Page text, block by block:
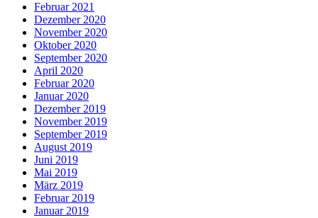
Februar 2021
Dezember 2020
November 2020
Oktober 2020
September 2020
April 2020
Februar 2020
Januar 2020
Dezember 2019
November 2019
September 2019
August 2019
Juni 2019
Mai 2019
März 2019
Februar 2019
Januar 2019